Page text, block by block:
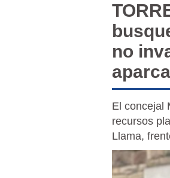
no
El concejal
recursos
Llama,